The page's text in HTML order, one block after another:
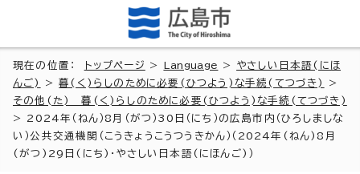
現在の位置： トップページ > Language > やさしい日本語(にほ
んご)
>暮(く)らしのために必要(ひつよう)な手続(てつづき)
>
その他(た) 暮(く)らしのために必要(ひつよう)な手続(てつづき)
> 2024年（ねん）8月（がつ）30日（にち）の広島市内（ひろしましな
い）公共交通機関（こうきょうこうつうきかん）（2024年(ねん)8月
(がつ)29日(にち)・やさしい日本語(にほんご)）